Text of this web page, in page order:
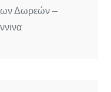
των Δωρεών –